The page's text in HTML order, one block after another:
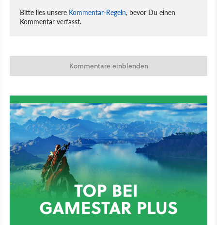
Bitte lies unsere Kommentar-Regeln, bevor Du einen
Kommentar verfasst.
Kommentare einblenden